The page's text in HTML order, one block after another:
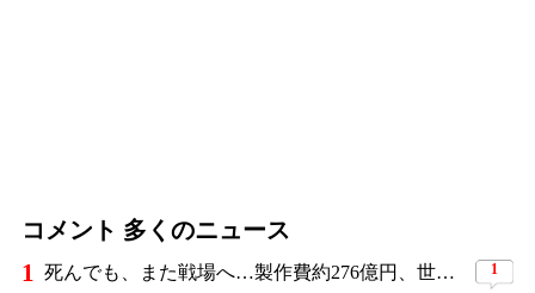
コメント 多くのニュース
1 死んでも、また戦場へ…製作費約276億円、世界興収584億円のSF大作『オール・ユー・ニード・イズ・キル』がついに配信 1